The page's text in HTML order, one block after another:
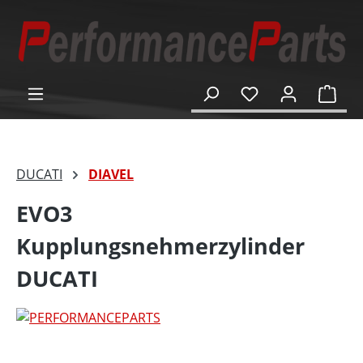
springen
DUCATI DIAVEL
EVO3
Kupplungsnehmerzylinder
DUCATI